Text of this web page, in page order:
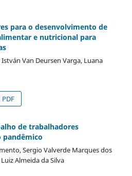
para o desenvolvimento de
e nutricional para
Van Deursen Varga, Luana
PDF
de trabalhadores
pandêmico
Sergio Valverde Marques dos
Almeida da Silva